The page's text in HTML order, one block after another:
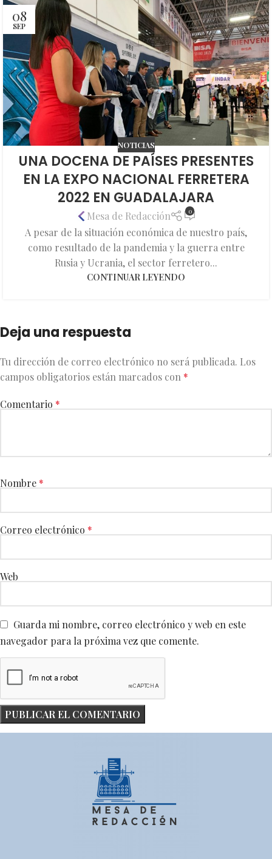
08
SEP
NOTICIAS
UNA DOCENA DE PAÍSES PRESENTES
EN LA EXPO NACIONAL FERRETERA
2022 EN GUADALAJARA
Mesa de Redacción 0
A pesar de la situación económica de nuestro país,
como resultado de la pandemia y la guerra entre
Rusia y Ucrania, el sector ferretero...
CONTINUAR LEYENDO
Deja una respuesta
Tu dirección de correo electrónico no será publicada. Los
campos obligatorios están marcados con *
Comentario *
Nombre *
Correo electrónico *
Web
Guarda mi nombre, correo electrónico y web en este
navegador para la próxima vez que comente.